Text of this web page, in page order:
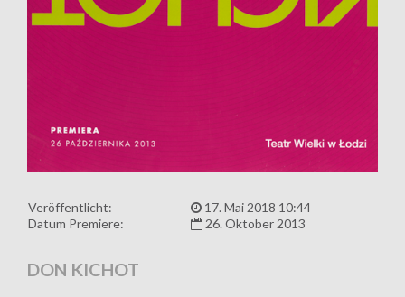
Veröffentlicht:
17. Mai 2018 10:44
Datum Premiere:
26. Oktober 2013
DON KICHOT